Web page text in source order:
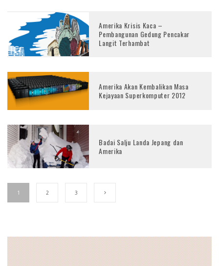
Amerika Krisis Kaca –
Pembangunan Gedung Pencakar
Langit Terhambat
Amerika Akan Kembalikan Masa
Kejayaan Superkomputer 2012
Badai Salju Landa Jepang dan
Amerika
1 2 3